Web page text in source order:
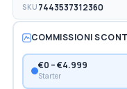
SKU 7443537312360
COMMISSIONI
€0 – €4.999
Starter